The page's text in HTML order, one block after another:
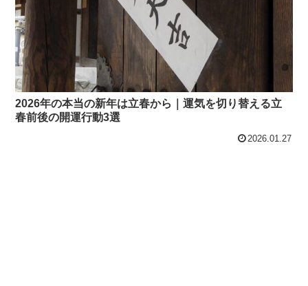
2026年の本当の新年は立春から｜運気を切り替える立
春前後の開運行動3選
2026.01.27